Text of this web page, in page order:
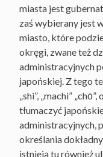
miasta jest
zaś wybierany jest
miasto, które
okręgi, zwane też
administracyjnych
japońskiej. Z tego
„shi”, „machi”
tłumaczyć
administracyjnych,
określania
istnieją tu również